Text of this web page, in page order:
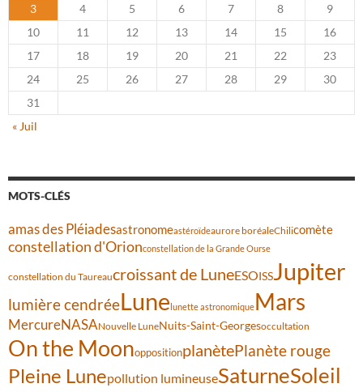
3
4 5 6 7 8
9
10
11 12 13 14 15
16
17
18 19 20 21 22
23
24
25 26 27 28 29
30
31
« Juil
MOTS-CLÉS
amas des Pléiadesastronomeastéroïdeaurore boréaleChilicomète
constellation d'Orionconstellation de la Grande Ourse
constellation du Taureaucroissant de LuneESOISSJupiter
lumière cendréeLunelunette astronomiqueMars
MercureNASANouvelle LuneNuits-Saint-Georgesoccultation
On the MoonoppositionplanètePlanète rouge
Pleine Lunepollution lumineuseSaturneSoleil